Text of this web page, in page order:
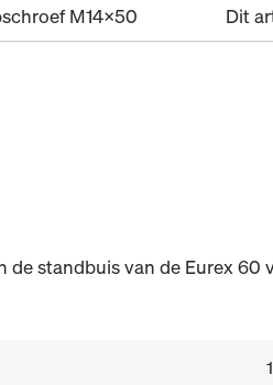
M14x50 Dit
de standbuis van de Eurex 60